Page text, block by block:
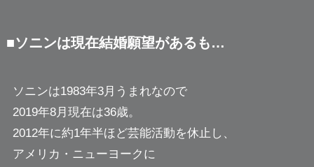
■ソニンは現在結婚願望があるも…
ソニンは1983年3月うまれなので
2019年8月現在は36歳。
2012年に約1年半ほど芸能活動を休止し、
アメリカ・ニューヨークに